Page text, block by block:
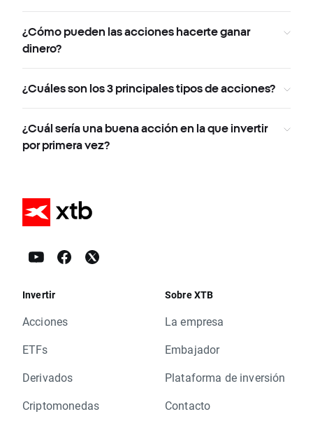
¿Cómo pueden las acciones hacerte ganar
dinero?
¿Cuáles son los 3 principales tipos de acciones?
¿Cuál sería una buena acción en la que invertir
por primera vez?
Invertir
Acciones
ETFs
Derivados
Criptomonedas
Sobre XTB
La empresa
Embajador
Plataforma de inversión
Contacto